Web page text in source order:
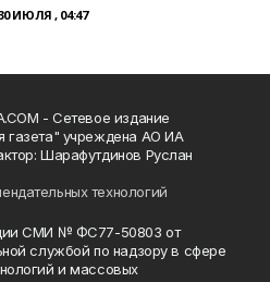
ИЮЛЯ , 04:47
- Сетевое издание
газета" учреждена АО ИА
Шарафутдинов Руслан
технологий
СМИ № ФС77-50803 от
службой по надзору в сфере
и массовых